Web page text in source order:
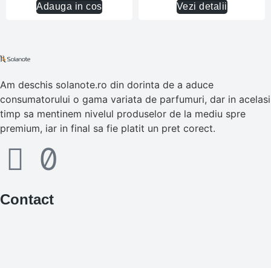
Adauga in cos Vezi detalii
Am deschis solanote.ro din dorinta de a aduce
consumatorului o gama variata de parfumuri, dar in acelasi
timp sa mentinem nivelul produselor de la mediu spre
premium, iar in final sa fie platit un pret corect.
Contact